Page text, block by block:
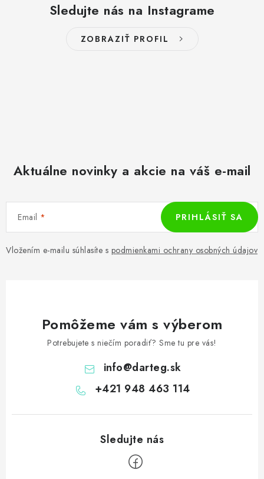
Sledujte nás na Instagrame
ZOBRAZIŤ PROFIL
Aktuálne novinky a akcie na váš e-mail
Email
Vložením e-mailu súhlasíte s podmienkami ochrany osobných údajov
PRIHLÁSIŤ SA
Pomôžeme vám s výberom
Potrebujete s niečím poradiť? Sme tu pre vás!
info@darteg.sk
+421 948 463 114